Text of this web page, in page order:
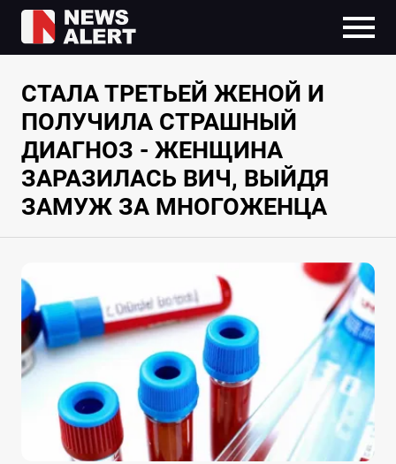
СТАЛА ТРЕТЬЕЙ ЖЕНОЙ И
ПОЛУЧИЛА СТРАШНЫЙ
ДИАГНОЗ - ЖЕНЩИНА
ЗАРАЗИЛАСЬ ВИЧ, ВЫЙДЯ
ЗАМУЖ ЗА МНОГОЖЕНЦА